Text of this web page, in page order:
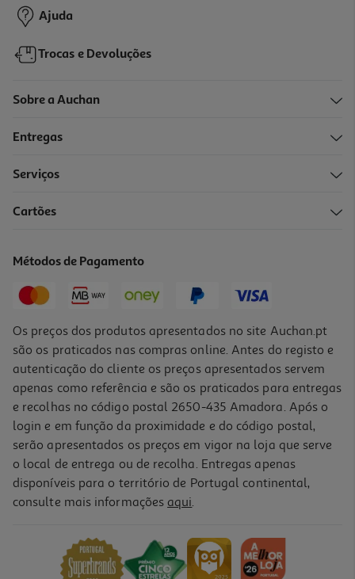
Champô Ultra Suave Trésor Miel 250ml
Ajuda
Trocas e Devoluções
Sobre a Auchan
Entregas
Serviços
Cartões
Métodos de Pagamento
Os preços dos produtos apresentados no site Auchan.pt
são os praticados nas compras online. Antes do registo e
autenticação do cliente os preços apresentados servem
apenas como referência e são os praticados para entregas
e recolhas no código postal 2650-435 Amadora. Após o
login e em função da proximidade e do código postal,
serão apresentados os preços em vigor na loja que serve
o local de entrega ou de recolha. Entregas apenas
disponíveis para o território de Portugal continental,
consulte mais informações aqui.